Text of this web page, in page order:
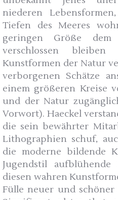
niederen
Tiefen des Meeres
geringen Größe dem
verschlossen
Kunstformen der Natur
verborgenen Schätze
einem größeren Kreise
und der Natur
Vorwort). Haeckel
die sein bewährter
Lithographien schuf,
die moderne bildende
Jugendstil
diesen wahren
Fülle neuer und